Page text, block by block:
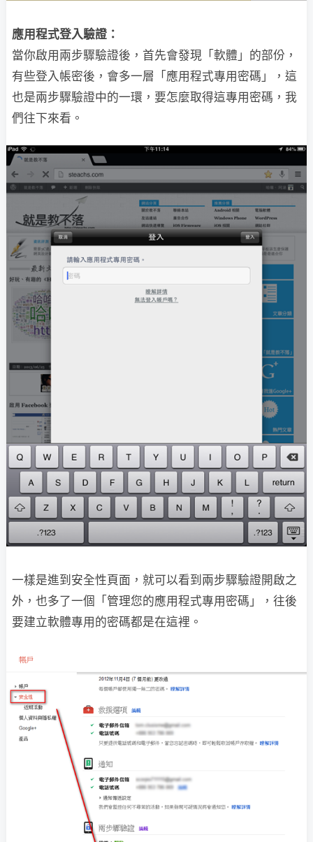
應用程式登入驗證：
當你啟用兩步驟驗證後，首先會發現「軟體」的部份，
有些登入帳密後，會多一層「應用程式專用密碼」，這
也是兩步驟驗證中的一環，要怎麼取得這專用密碼，我
們往下來看。
一樣是進到安全性頁面，就可以看到兩步驟驗證開啟之
外，也多了一個「管理您的應用程式專用密碼」，往後
要建立軟體專用的密碼都是在這裡。